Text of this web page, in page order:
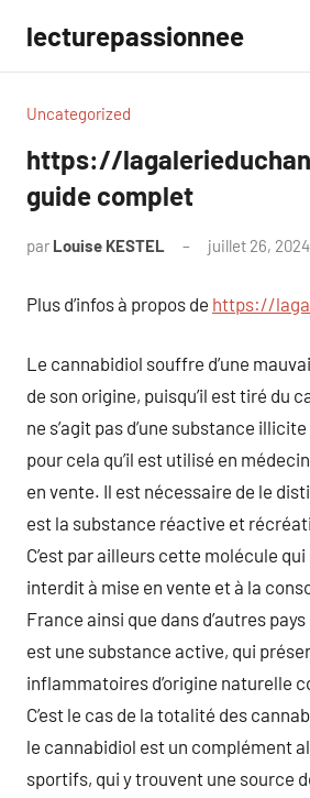
contenu
lecturepassionnee
Uncategorized
https://
guide complet
par Louise KESTEL juillet 26, 2024
Plus d’infos à propos de https://
Le cannabidiol souffre d’une
de son origine, puisqu’il est tiré du
ne s’agit pas d’une substance
pour cela qu’il est utilisé en
en vente. Il est nécessaire de le
est la substance réactive et
C’est par ailleurs cette molécule
interdit à mise en vente et à la
France ainsi que dans d’autres
est une substance active, qui
inflammatoires d’origine naturelle
C’est le cas de la totalité des
le cannabidiol est un complément
sportifs, qui y trouvent une source